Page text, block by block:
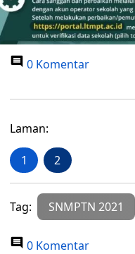
0 Komentar
Laman:
1 2
Tag: SNMPTN 2021
0 Komentar